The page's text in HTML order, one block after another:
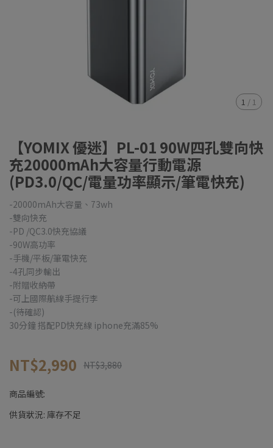
1 / 1
【YOMIX 優迷】PL-01 90W四孔雙向快
充20000mAh大容量行動電源
(PD3.0/QC/電量功率顯示/筆電快充)
-20000mAh大容量、73wh
-雙向快充
-PD /QC3.0快充協議
-90W高功率
-手機/平板/筆電快充
-4孔同步輸出
-附贈收納帶
-可上國際航線手提行李
-(待確認)
30分鐘 搭配PD快充線 iphone充滿85%
NT$2,990 NT$3,880
商品編號:
供貨狀況: 庫存不足